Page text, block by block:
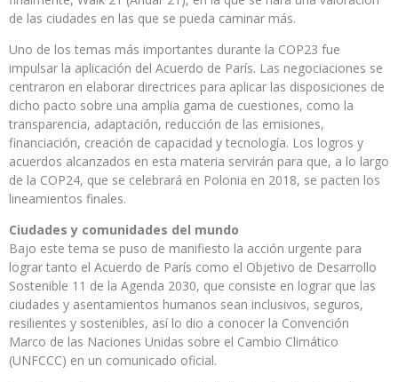
de las ciudades en las que se pueda caminar más.
Uno de los temas más importantes durante la COP23 fue
impulsar la aplicación del Acuerdo de París. Las negociaciones se
centraron en elaborar directrices para aplicar las disposiciones de
dicho pacto sobre una amplia gama de cuestiones, como la
transparencia, adaptación, reducción de las emisiones,
financiación, creación de capacidad y tecnología. Los logros y
acuerdos alcanzados en esta materia servirán para que, a lo largo
de la COP24, que se celebrará en Polonia en 2018, se pacten los
lineamientos finales.
Ciudades y comunidades del mundo
Bajo este tema se puso de manifiesto la acción urgente para
lograr tanto el Acuerdo de París como el Objetivo de Desarrollo
Sostenible 11 de la Agenda 2030, que consiste en lograr que las
ciudades y asentamientos humanos sean inclusivos, seguros,
resilientes y sostenibles, así lo dio a conocer la Convención
Marco de las Naciones Unidas sobre el Cambio Climático
(UNFCCC) en un comunicado oficial.